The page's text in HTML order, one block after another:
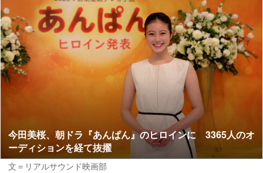
今田美桜、朝ドラ『あんぱん』のヒロインに 3365人のオ
ーディションを経て抜擢
文＝リアルサウンド映画部